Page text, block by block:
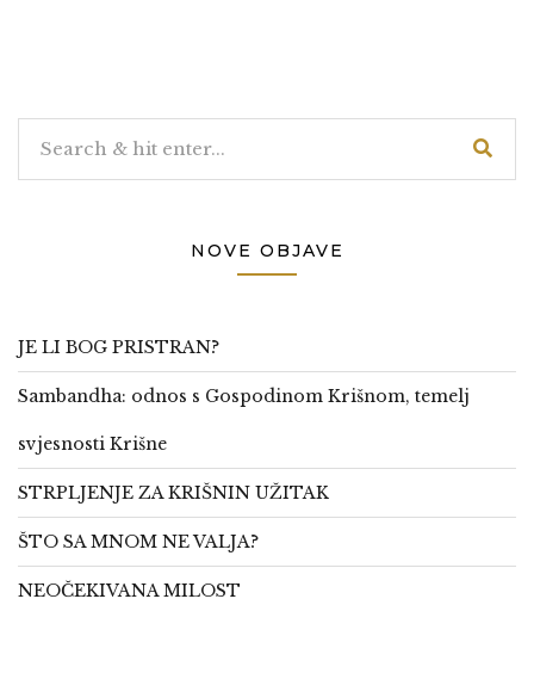
NOVE OBJAVE
JE LI BOG PRISTRAN?
Sambandha: odnos s Gospodinom Krišnom, temelj
svjesnosti Krišne
STRPLJENJE ZA KRIŠNIN UŽITAK
ŠTO SA MNOM NE VALJA?
NEOČEKIVANA MILOST